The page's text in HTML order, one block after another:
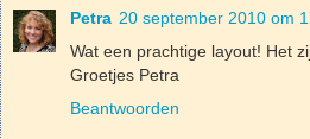
Petra 20 september 2010 om
Wat een prachtige layout! Het
Groetjes Petra
Beantwoorden